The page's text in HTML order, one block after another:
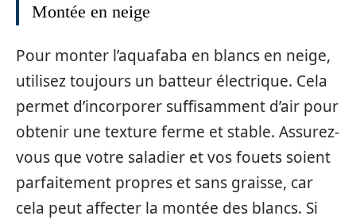
Montée en neige
Pour monter l’aquafaba en blancs en neige,
utilisez toujours un batteur électrique. Cela
permet d’incorporer suffisamment d’air pour
obtenir une texture ferme et stable. Assurez-
vous que votre saladier et vos fouets soient
parfaitement propres et sans graisse, car
cela peut affecter la montée des blancs. Si